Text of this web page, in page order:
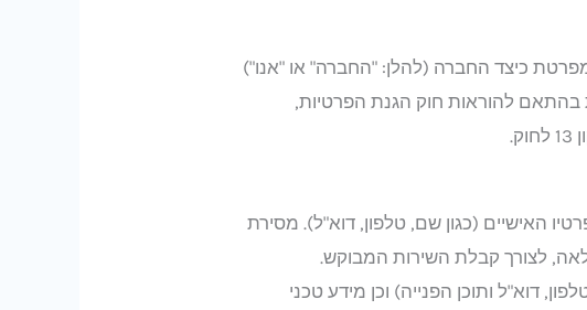
מפרטת כיצד החברה (להלן: "החברה" או "אנו")
להוראות חוק הגנת הפרטיות,
האישיים (כגון שם, טלפון, דוא"ל). מסירת
לצורך קבלת השירות המבוקש.
דוא"ל ותוכן הפנייה) וכן מידע טכני